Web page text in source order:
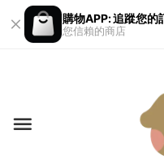
購物APP: 追蹤您的
您信賴的商店